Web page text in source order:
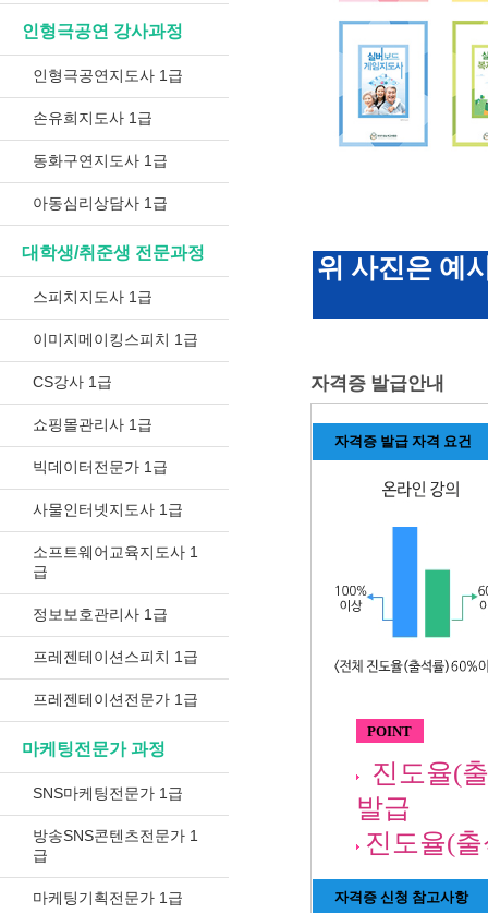
인형극공연 강사과정
인형극공연지도사 1급
손유희지도사 1급
동화구연지도사 1급
아동심리상담사 1급
대학생/취준생 전문과정
스피치지도사 1급
이미지메이킹스피치 1급
CS강사 1급
쇼핑몰관리사 1급
빅데이터전문가 1급
사물인터넷지도사 1급
소프트웨어교육지도사 1
급
정보보호관리사 1급
프레젠테이션스피치 1급
프레젠테이션전문가 1급
마케팅전문가 과정
SNS마케팅전문가 1급
방송SNS콘텐츠전문가 1
급
마케팅기획전문가 1급
위 사진은 예
자격증 발급안내
자격증 발급 자격 요건
POINT
진도율(
발급
진도율(
자격증 신청 참고사항